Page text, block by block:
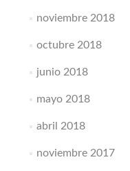
noviembre 2018
octubre 2018
junio 2018
mayo 2018
abril 2018
noviembre 2017